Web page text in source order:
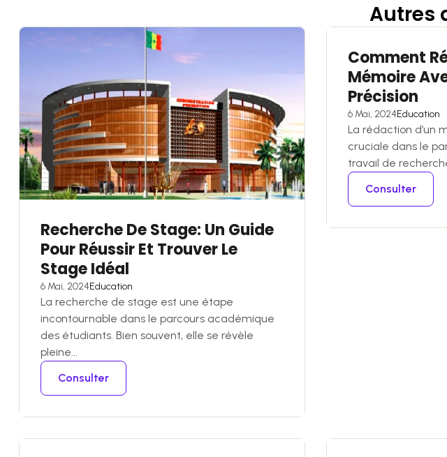
Autres
Recherche De Stage: Un Guide
Pour Réussir Et Trouver Le
Stage Idéal
6 Mai, 2024Education
La recherche de stage est une étape
incontournable dans le parcours académique
des étudiants. Bien souvent, elle se révèle
pleine...
Consulter
Comment
Mémoire
Précision
6 Mai, 2024Education
La rédaction d’un
cruciale dans le
travail de
Consulter